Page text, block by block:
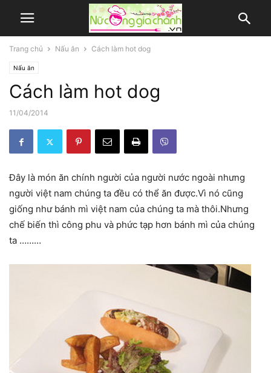
Trang chủ Nấu ăn Cách làm hot dog
Nấu ăn
Cách làm hot dog
11/04/2014
Đây là món ăn chính người của người nước ngoài nhưng
người việt nam chúng ta đều có thể ăn được.Vì nó cũng
giống như bánh mì việt nam của chúng ta mà thôi.Nhưng
chế biến thì công phu và phức tạp hơn bánh mì của chúng
ta ………